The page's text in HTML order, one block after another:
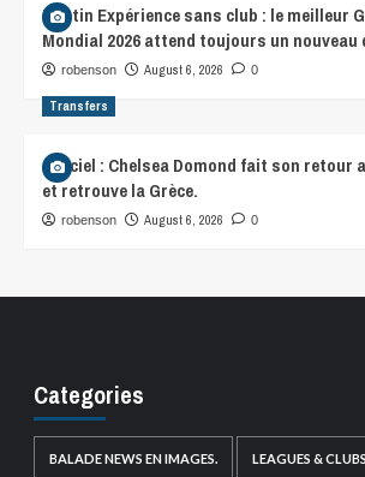
Martin Expérience sans club : le meilleur
Mondial 2026 attend toujours un nouveau
robenson August 6, 2026 0
Transfers
Officiel : Chelsea Domond fait son retour
et retrouve la Grèce.
robenson August 6, 2026 0
Categories
BALADE NEWS EN IMAGES. LEAGUES & CLUBS